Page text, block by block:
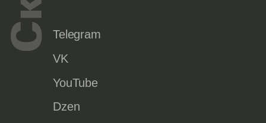
Telegram
VK
YouTube
Dzen